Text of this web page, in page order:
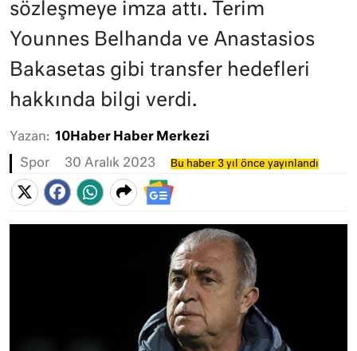
sözleşmeye imza attı. Terim
Younnes Belhanda ve Anastasios
Bakasetas gibi transfer hedefleri
hakkında bilgi verdi.
Yazan: 10Haber Haber Merkezi
Spor 30 Aralık 2023 Bu haber 3 yıl önce yayınlandı